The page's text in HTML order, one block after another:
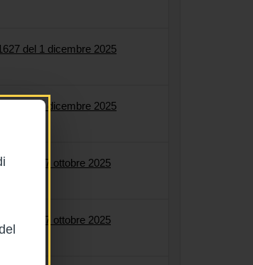
del 1 dicembre 2025
del 1 dicembre 2025
del 27 ottobre 2025
del 27 ottobre 2025